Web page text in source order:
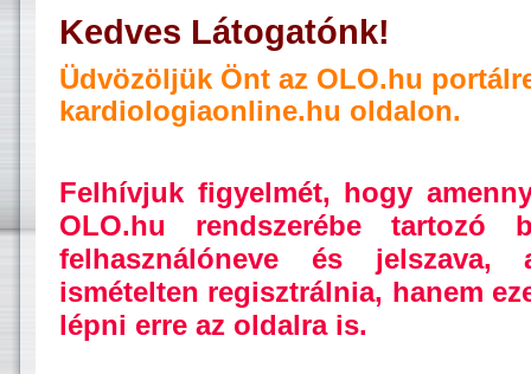
Kedves Látogatónk!
Üdvözöljük Önt az OLO.hu
kardiologiaonline.hu oldalon.
Felhívjuk figyelmét, hogy
OLO.hu rendszerébe tartozó
felhasználóneve és jelszava,
ismételten regisztrálnia, hanem
lépni erre az oldalra is.